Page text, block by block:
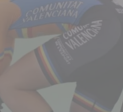
a través de seis programas
el estado de sus barrancos
TORREVIEJA